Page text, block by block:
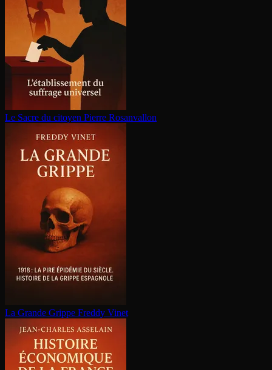
Le Sacre du citoyen Pierre Rosanvallon
La Grande Grippe Freddy Vinet